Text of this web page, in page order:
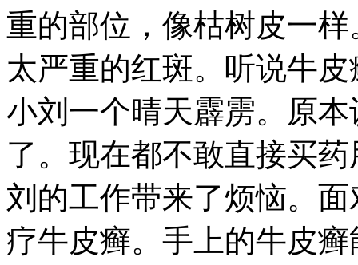
重的部位，像枯树皮一
太严重的红斑。听说牛
小刘一个晴天霹雳。原
了。现在都不敢直接买
刘的工作带来了烦恼。
疗牛皮癣。手上的牛皮